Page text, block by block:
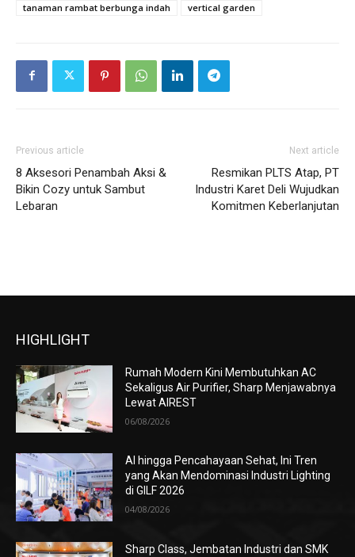
tanaman rambat berbunga indah
vertical garden
Previous article
8 Aksesori Penambah Aksi &
Bikin Cozy untuk Sambut
Lebaran
Next article
Resmikan PLTS Atap, PT
Industri Karet Deli Wujudkan
Komitmen Keberlanjutan
HIGHLIGHT
Rumah Modern Kini Membutuhkan AC
Sekaligus Air Purifier, Sharp Menjawabnya
Lewat AIREST
06/08/2026
AI hingga Pencahayaan Sehat, Ini Tren
yang Akan Mendominasi Industri Lighting
di GILF 2026
04/08/2026
Sharp Class, Jembatan Industri dan SMK